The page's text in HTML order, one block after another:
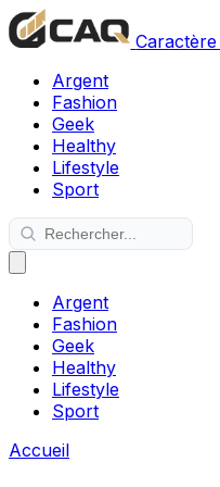
Argent
Fashion
Geek
Healthy
Lifestyle
Sport
Argent
Fashion
Geek
Healthy
Lifestyle
Sport
Accueil